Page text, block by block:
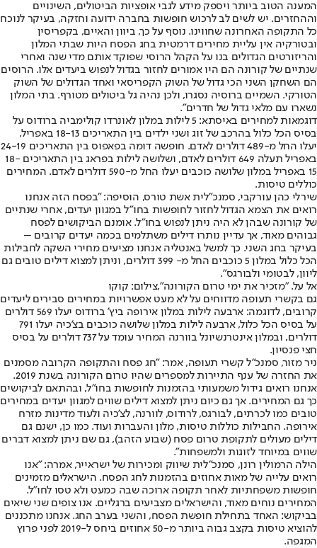
המענה הטוב ביותר ויספק מידע לגבי אופציות הביטולים, השינויים
וההחזרים. יש לשים לב לרכוש חופשות בחברה ידועה וחזקה, בעיקר לנוכח
כל התקופה האחרונה שחווינו. נוסף על כך, ביוון והאיים, בקפריסין
ובטורקיה אין עליית מחירים דרמטית בחג הפסח היות שבתי המלון
והריזורטים הגדולים בנו על הקהל הרוסי שפוקד אותם מדי שנה ואחרי
שנתיים של קורונה הם היו אמורים לחזור בגדול לנפוש ביעדים אלו. הרוסים
הם השחקן השני הכי גדול של השוק הקפריסאי ואחד הגדולים של השוק
הטורקי. השמיים ברוסיה נסגרו, ולכן נהיה גל ביטולים מטורף. בתי המלון
נשארו עם מלאי גדול של חדרים".
דוגמאות למחירים באיסתא: 5 לילות במלון לאונרדו קולימביה ברודוס על
בסיס הכל כלול בהרכב של זוג ושני ילדים בין התאריכים 18-13 באפריל,
יעלו החל מ-489 דולרים לאדם. חופשה דומה בפאפוס בין התאריכים 24-19
באפריל תעלה 649 דולרים לאדם, ושלושה לילות בפראג בין התאריכים 18-
15 באפריל במלון שלושה כוכבים יעלו החל מ-590 דולרים לאדם. המחירים
כוללים טיסות.
שירלי כהן עורקבי, סמנכ"לית אשת טורס, הוסיפה: "בפסח הזה אנחנו
רואים את הצמא הגדול לחזור לחופשות בחו"ל במגוון יעדים, אחרי שנתיים
של קורונה שבהן לא היה ניתן לנפוש בחו"ל. אומנם הביקושים לפסח
גבוהים מאוד, אך עדיין נותרו דילים משתלמים בכמה יעדים קרובים –
בעיקר בחג השני. כך למשל באנטליה אנחנו מציעים מחירי השקה לחבילות
הכל כלול במלון 5 כוכבים החל מ- 399 דולרים, וניתן למצוא דילים טובים גם
ליוון, לבטומי ולבורגס".
אל על. "מזכיר את ימי טרום הקורונה",צילום: קוקו
גם בקשרי תעופה מדווחים על לא מעט אפשרויות במחירים סבירים ליעדים
קרובים, לדוגמה: ארבעה לילות במלון אירופה ביץ' ברודוס יעלו 569 דולרים
על בסיס הכל כלול, ארבעה לילות במלון שלושה כוכבים בצ'כיה יעלו 791
דולרים, ובמלון אינטרנשיונל בוורנה המחיר עומד על 737 דולרים על בסיס
חצי פנסיון.
ניר מזור, סמנכ"ל קשרי תעופה, אמר: "חג פסח והתקופה הקרובה מסמנים
את החזרה של ענף התיירות למספרים שהיו טרום הקורונה בשנת 2019.
אנחנו רואים גידול משמעותי בהזמנות לחופשות בחו"ל, ובהתאם לביקושים
כך גם המחירים. אך גם כיום ניתן למצוא דילים שווים למגוון יעדים במחירים
טובים כמו לכרתים, לבורגס, לרודוס, לוורנה, לצ'כיה ולעוד מדינות מזרח
אירופה. החבילות כוללות טיסות, מלון והעברות ועוד. כמו כן, ישנם גם
דילים מעולים לתקופת טרום פסח (שבוע הזהב), גם שם ניתן למצוא דברים
שווים במיוחד לזוגות ולמשפחות".
הילה הרמולין רונן, סמנכ"לית שיווק ומכירות של ישראייר, אמרה: "אנו
רואים עלייה של מאות אחוזים בהזמנות לחג הפסח. הישראלים מזמינים
חופשות משפחתיות לאחר תקופה ארוכה שבה כמעט ולא טסו לחו"ל.
המחירים נוחים מאוד, והישראלים מצביעים ברגליים. אנו צופים שני שיאים
בביקוש: האחד בתחילת חופשת הפסח, והשני בערב החג. אנחנו מתכננים
להוציא טיסות בקצב גבוה ביותר מ-50 אחוזים ביחס ל-2019 לפני פרוץ
המגפה.